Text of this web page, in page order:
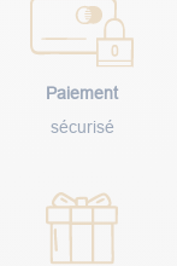
Paiement
sécurisé